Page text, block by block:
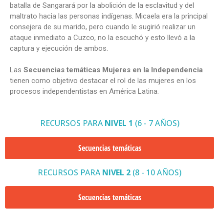
batalla de Sangarará por la abolición de la esclavitud y del
maltrato hacia las personas indígenas. Micaela era la principal
consejera de su marido, pero cuando le sugirió realizar un
ataque inmediato a Cuzco, no la escuchó y esto llevó a la
captura y ejecución de ambos.
Las Secuencias temáticas Mujeres en la Independencia
tienen como objetivo destacar el rol de las mujeres en los
procesos independentistas en América Latina.
RECURSOS PARANIVEL 1 (6 - 7 AÑOS)
Secuencias temáticas
RECURSOS PARANIVEL 2 (8 - 10 AÑOS)
Secuencias temáticas